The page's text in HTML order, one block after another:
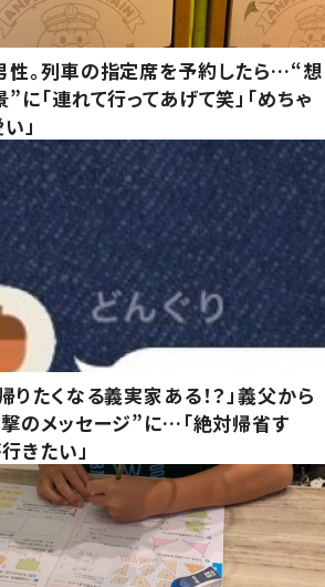
性。列車の指定席を予約したら…“想
に「連れて行ってあげて笑」「めちゃ
」
りたくなる義実家ある！？」義父から
のメッセージ”に…「絶対帰省す
行きたい」